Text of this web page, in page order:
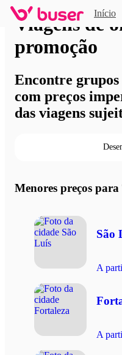
Início
Viagens de
promoção
Encontre grupos
com preços
das viagens
Menores preços
São
A
A